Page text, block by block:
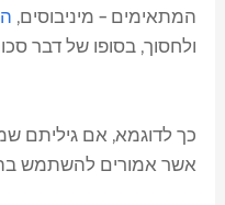
המתאימים – מיניבוסים,
ולחסוך, בסופו של דבר
כך לדוגמא, אם גיליתם
אשר אמורים להשתמש